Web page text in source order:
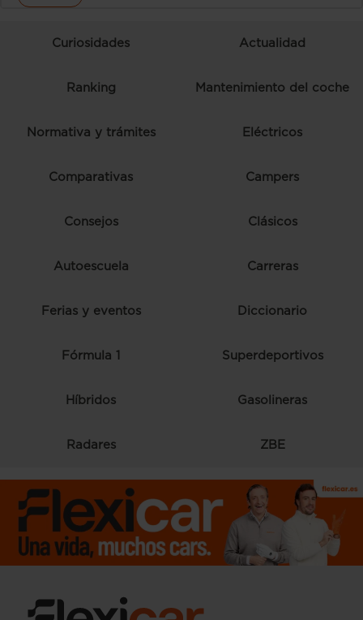
Curiosidades Actualidad
Ranking Mantenimiento del coche
Normativa y trámites Eléctricos
Comparativas Campers
Consejos Clásicos
Autoescuela Carreras
Ferias y eventos Diccionario
Fórmula 1 Superdeportivos
Híbridos Gasolineras
Radares ZBE